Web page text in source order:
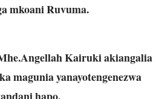
mkoani Ruvuma.
Kairuki akiangalia
magunia yanayotengenezwa